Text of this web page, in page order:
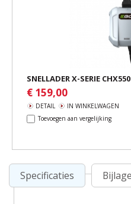
SNELLADER X-SERIE
€ 159,00
DETAIL
IN WINKELWAGEN
Toevoegen aan vergelijking
Specificaties